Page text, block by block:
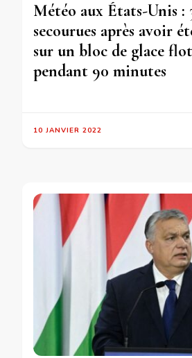
Météo aux États-Unis :
secourues après avoir
sur un bloc de glace
pendant 90 minutes
10 JANVIER 2022